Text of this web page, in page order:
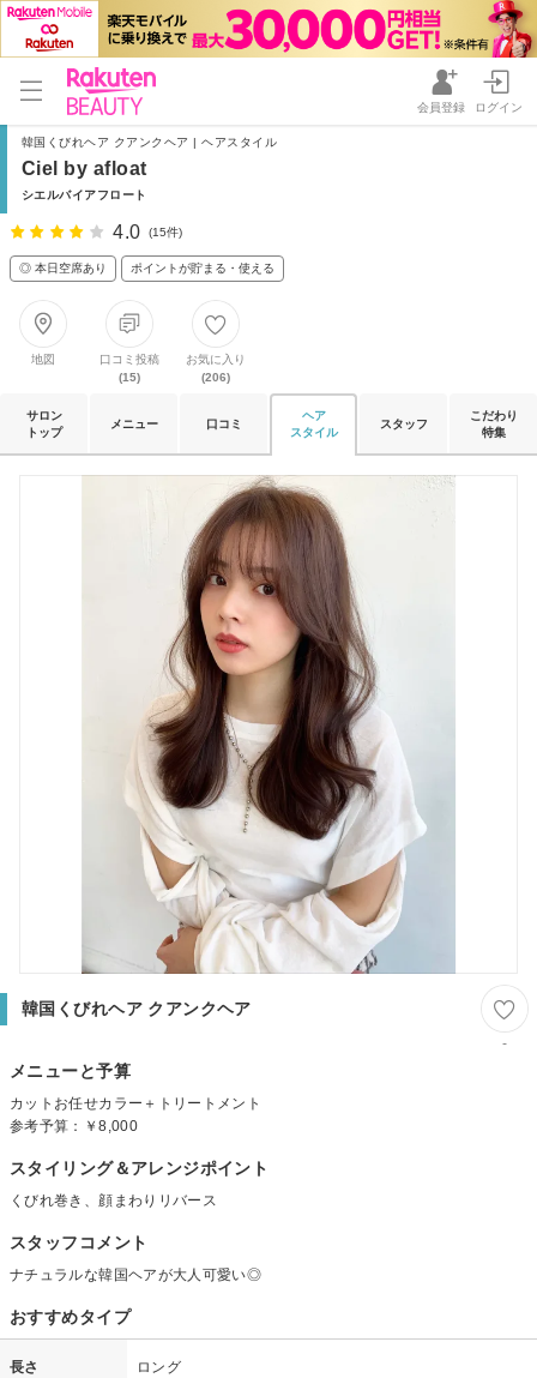
会員登録 ログイン
韓国くびれヘア クアンクヘア | ヘアスタイル
Ciel by afloat
シエルバイアフロート
4.0 (15件)
◎ 本日空席あり ポイントが貯まる・使える
地図
口コミ投稿
(15)
お気に入り
(206)
サロン
トップ
メニュー 口コミ
ヘア
スタイル
スタッフ
こだわり
特集
韓国くびれヘア クアンクヘア
-
メニューと予算
カットお任せカラー＋トリートメント
参考予算：
￥8,000
スタイリング＆アレンジポイント
くびれ巻き、顔まわりリバース
スタッフコメント
ナチュラルな韓国ヘアが大人可愛い◎
おすすめタイプ
長さ ロング